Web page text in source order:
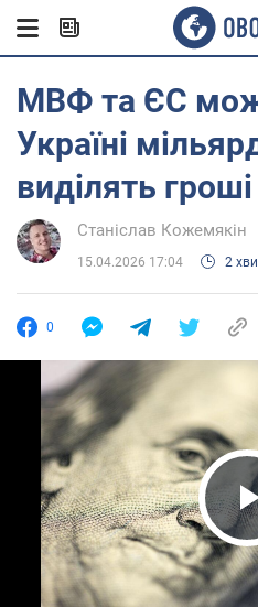
МВФ та ЄС
Україні
виділять гроші
Станіслав Кожемякін
15.04.2026 17:04 2
0